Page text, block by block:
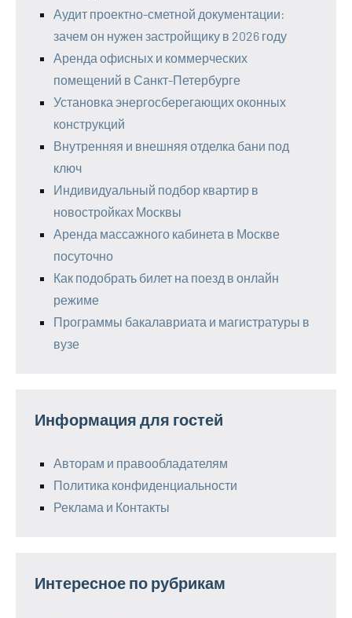
Аудит проектно-сметной документации:
зачем он нужен застройщику в 2026 году
Аренда офисных и коммерческих
помещений в Санкт-Петербурге
Установка энергосберегающих оконных
конструкций
Внутренняя и внешняя отделка бани под
ключ
Индивидуальный подбор квартир в
новостройках Москвы
Аренда массажного кабинета в Москве
посуточно
Как подобрать билет на поезд в онлайн
режиме
Программы бакалавриата и магистратуры в
вузе
Информация для гостей
Авторам и правообладателям
Политика конфиденциальности
Реклама и Контакты
Интересное по рубрикам